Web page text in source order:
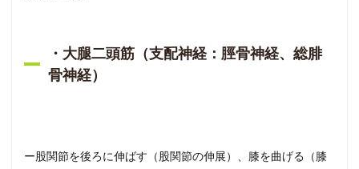
・大腿二頭筋（支配神経：脛骨神経、総腓
骨神経）
ー股関節を後ろに伸ばす（股関節の伸展）、膝を曲げる（膝